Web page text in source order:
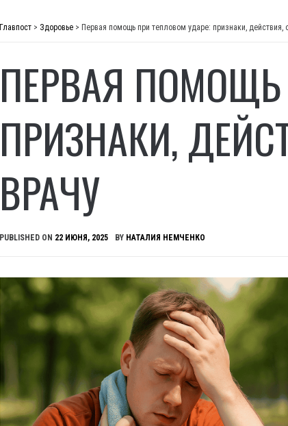
Главпост > Здоровье > Первая помощь при тепловом ударе: признаки, действия,
ПЕРВАЯ
ПРИЗНАКИ,
ВРАЧУ
PUBLISHED ON 22 ИЮНЯ, 2025 BY НАТАЛИЯ НЕМЧЕНКО